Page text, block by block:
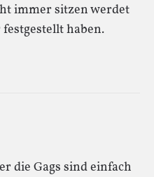
immer sitzen werdet
haben.
die Gags sind einfach